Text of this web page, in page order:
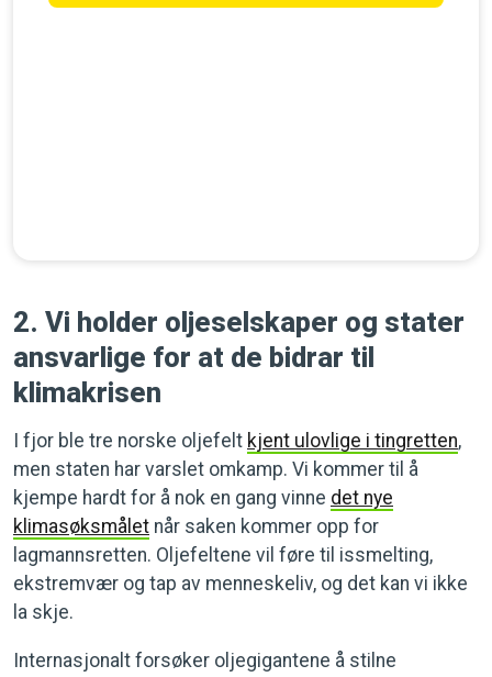
2. Vi holder oljeselskaper og stater
ansvarlige for at de bidrar til
klimakrisen
I fjor ble tre norske oljefelt kjent ulovlige i tingretten,
men staten har varslet omkamp. Vi kommer til å
kjempe hardt for å nok en gang vinne det nye
klimasøksmålet når saken kommer opp for
lagmannsretten. Oljefeltene vil føre til issmelting,
ekstremvær og tap av menneskeliv, og det kan vi ikke
la skje.
Internasjonalt forsøker oljegigantene å stilne